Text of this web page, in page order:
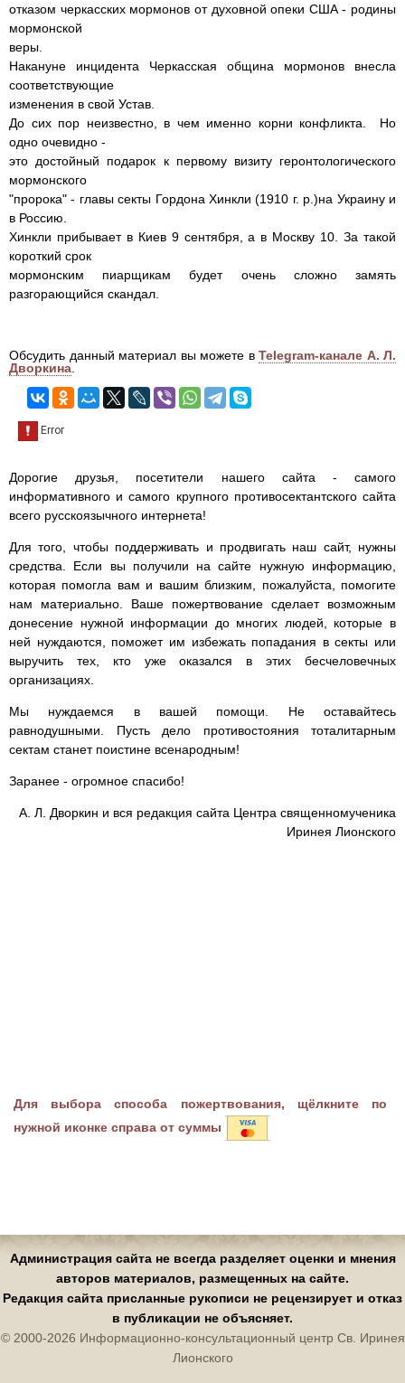
отказом черкасских мормонов от духовной опеки США - родины
мормонской
веры.
Накануне инцидента Черкасская община мормонов внесла
соответствующие
изменения в свой Устав.
До сих пор неизвестно, в чем именно корни конфликта. Но
одно очевидно -
это достойный подарок к первому визиту геронтологического
мормонского
"пророка" - главы секты Гордона Хинкли (1910 г. р.)на Украину и
в Россию.
Хинкли прибывает в Киев 9 сентября, а в Москву 10. За такой
короткий срок
мормонским пиарщикам будет очень сложно замять
разгорающийся скандал.
Обсудить данный материал вы можете в Telegram-канале А. Л.
Дворкина
Дорогие друзья, посетители нашего сайта - самого
информативного и самого крупного противосектантского сайта
всего русскоязычного интернета!
Для того, чтобы поддерживать и продвигать наш сайт, нужны
средства. Если вы получили на сайте нужную информацию,
которая помогла вам и вашим близким, пожалуйста, помогите
нам материально. Ваше пожертвование сделает возможным
донесение нужной информации до многих людей, которые в
ней нуждаются, поможет им избежать попадания в секты или
выручить тех, кто уже оказался в этих бесчеловечных
организациях.
Мы нуждаемся в вашей помощи. Не оставайтесь
равнодушными. Пусть дело противостояния тоталитарным
сектам станет поистине всенародным!
Заранее - огромное спасибо!
А. Л. Дворкин и вся редакция сайта Центра священномученика
Иринея Лионского
Для выбора способа пожертвования, щёлкните по
нужной иконке справа от суммы
Администрация сайта не всегда разделяет оценки и мнения
авторов материалов, размещенных на сайте.
Редакция сайта присланные рукописи не рецензирует и отказ
в публикации не объясняет.
© 2000-2026 Информационно-консультационный центр Св. Иринея
Лионского